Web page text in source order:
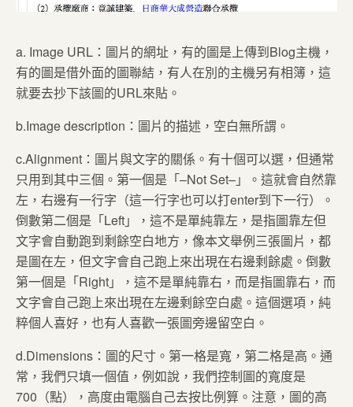
a. Image URL：圖片的網址，有的圖是上傳到Blog主機，
有的圖是借外面的圖聯結，有人在別的主機另有相簿，這
就要去抄下該圖的URL來貼。
b.Image description：圖片的描述，空白無所謂。
c.Alignment：圖片與文字的關係。有十個可以選，但通常
只用到其中三個。第一個是「–Not Set–」。這就會自然靠
左，右邊有一行字（這一行字也可以打enter到下一行）。
倒數第二個是「Left」，這不是單純靠左，是指圖靠左但
文字會自動跑到剩餘空白地方，像本文舉例三張圖片，都
是圖在左，但文字會自己跑上來出現在右邊剩餘處。倒數
第一個是「Right」，這不是單純靠右，而是指圖靠右，而
文字會自己跑上來出現在左邊剩餘空白處。這個選項，純
粹個人喜好，也有人喜歡一張圖旁邊留空白。
d.Dimensions：圖的尺寸。第一格是寬，第二格是高。通
常，我們只填一個值，例如說，我們控制圖的寬度是
700（點），高度由電腦自己去按比例算。注意，圖的高